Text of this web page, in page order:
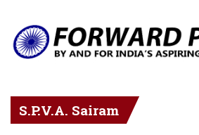
S.P.V.A. Sairam